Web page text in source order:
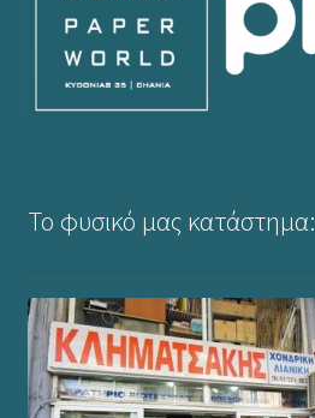
Το φυσικό μας κατάστημα: